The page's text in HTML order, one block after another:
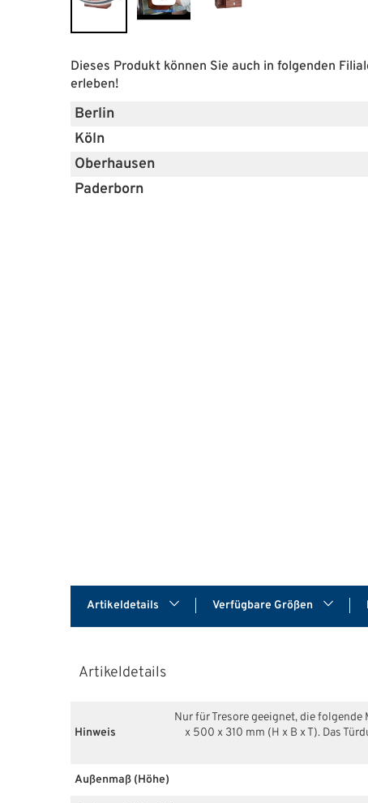
Dieses Produkt können Sie auch in folgenden
erleben!
Berlin
Köln
Oberhausen
Paderborn
Artikeldetails Verfügbare Größen
Artikeldetails
Hinweis
Nur für Tresore geeignet, die
x 500 x 310 mm (H x B x T). Das
Außenmaß (Höhe)